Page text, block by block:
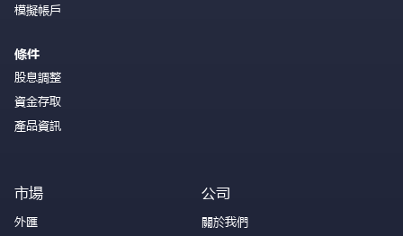
模擬帳戶
條件
股息調整
資金存取
產品資訊
市場
外匯
公司
關於我們